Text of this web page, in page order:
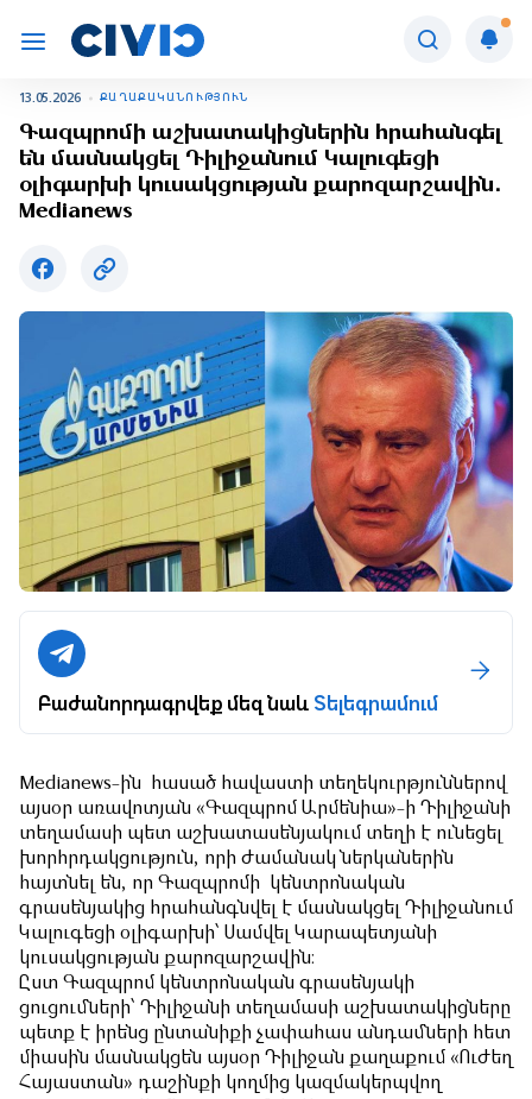
13.05.2026 ՔԱՂԱՔԱԿԱՆՈՒԹՅՈՒՆ
Գազպրոմի աշխատակիցներին հրահանգել
են մասնակցել Դիլիջանում Կալուգեցի
օլիգարխի կուսակցության քարոզարշավին․
Medianews
Բաժանորդագրվեք մեզ նաևՏելեգրամում
Medianews-ին հասած հավաստի տեղեկուրթյուններով
այսօր առավոտյան «Գազպրոմ Արմենիա»-ի Դիլիջանի
տեղամասի պետ աշխատասենյակում տեղի է ունեցել
խորհրդակցություն, որի ժամանակ ներկաներին
հայտնել են, որ Գազպրոմի կենտրոնական
գրասենյակից հրահանգնվել է մասնակցել Դիլիջանում
Կալուգեցի օլիգարխի՝ Սամվել Կարապետյանի
կուսակցության քարոզարշավին։
Ըստ Գազպրոմ կենտրոնական գրասենյակի
ցուցումների՝ Դիլիջանի տեղամասի աշխատակիցները
պետք է իրենց ընտանիքի չափահաս անդամների հետ
միասին մասնակցեն այսօր Դիլիջան քաղաքում «Ուժեղ
Հայաստան» դաշինքի կողմից կազմակերպվող